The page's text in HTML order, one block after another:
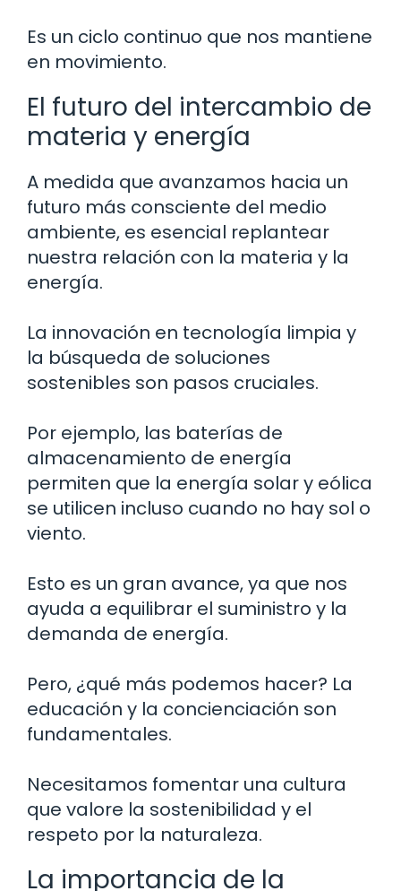
Es un ciclo continuo que nos mantiene
en movimiento.
El futuro del intercambio de
materia y energía
A medida que avanzamos hacia un
futuro más consciente del medio
ambiente, es esencial replantear
nuestra relación con la materia y la
energía.
La innovación en tecnología limpia y
la búsqueda de soluciones
sostenibles son pasos cruciales.
Por ejemplo, las baterías de
almacenamiento de energía
permiten que la energía solar y eólica
se utilicen incluso cuando no hay sol o
viento.
Esto es un gran avance, ya que nos
ayuda a equilibrar el suministro y la
demanda de energía.
Pero, ¿qué más podemos hacer? La
educación y la concienciación son
fundamentales.
Necesitamos fomentar una cultura
que valore la sostenibilidad y el
respeto por la naturaleza.
La importancia de la